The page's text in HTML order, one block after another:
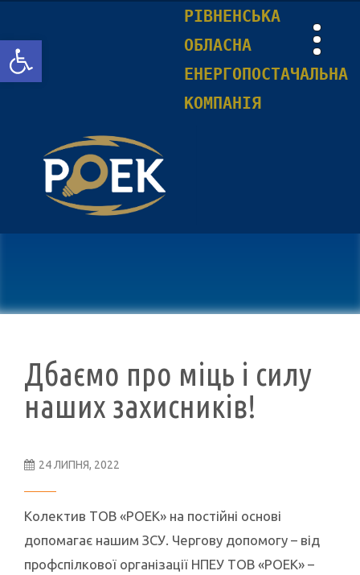
Відкрити Панель інструментів
РІВНЕНСЬКА
ОБЛАСНА
ЕНЕРГОПОСТАЧАЛЬНА
КОМПАНІЯ
Дбаємо про міць і силу
наших захисників!
24 ЛИПНЯ, 2022
Колектив ТОВ «РОЕК» на постійні основі
допомагає нашим ЗСУ. Чергову допомогу – від
профспілкової організації НПЕУ ТОВ «РОЕК» –